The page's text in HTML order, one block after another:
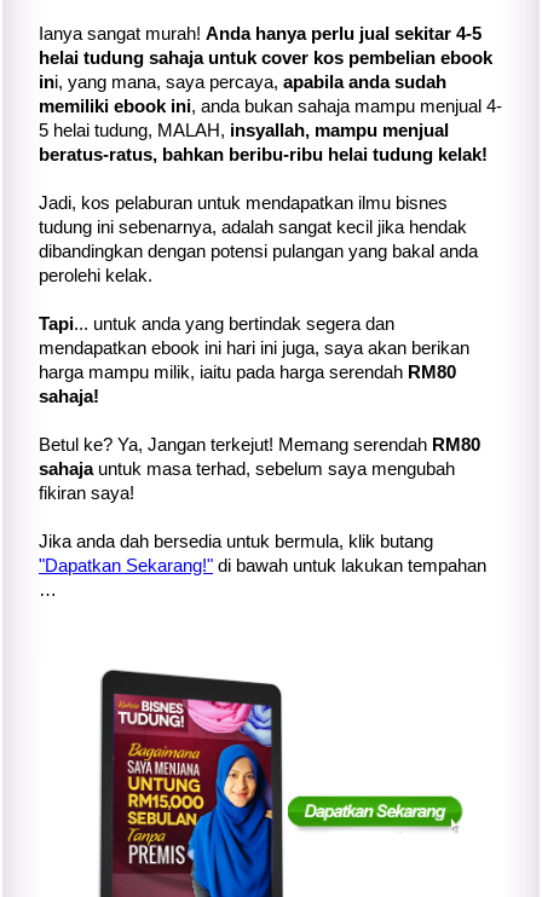
Ianya sangat murah! Anda hanya perlu jual sekitar 4-5
helai tudung sahaja untuk cover kos pembelian ebook
ini, yang mana, saya percaya, apabila anda sudah
memiliki ebook ini, anda bukan sahaja mampu menjual 4-
5 helai tudung, MALAH, insyallah, mampu menjual
beratus-ratus, bahkan beribu-ribu helai tudung kelak!
Jadi, kos pelaburan untuk mendapatkan ilmu bisnes
tudung ini sebenarnya, adalah sangat kecil jika hendak
dibandingkan dengan potensi pulangan yang bakal anda
perolehi kelak.
Tapi... untuk anda yang bertindak segera dan
mendapatkan ebook ini hari ini juga, saya akan berikan
harga mampu milik, iaitu pada harga serendah RM80
sahaja!
Betul ke? Ya, Jangan terkejut! Memang serendah RM80
sahaja untuk masa terhad, sebelum saya mengubah
fikiran saya!
Jika anda dah bersedia untuk bermula, klik butang
"Dapatkan Sekarang!" di bawah untuk lakukan tempahan
…